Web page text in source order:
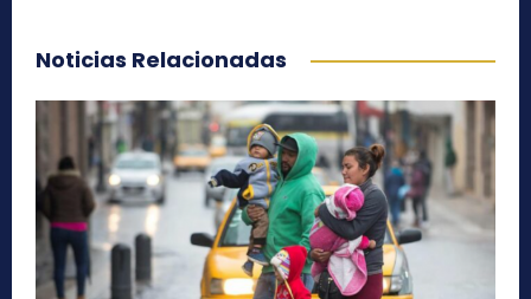
Noticias Relacionadas